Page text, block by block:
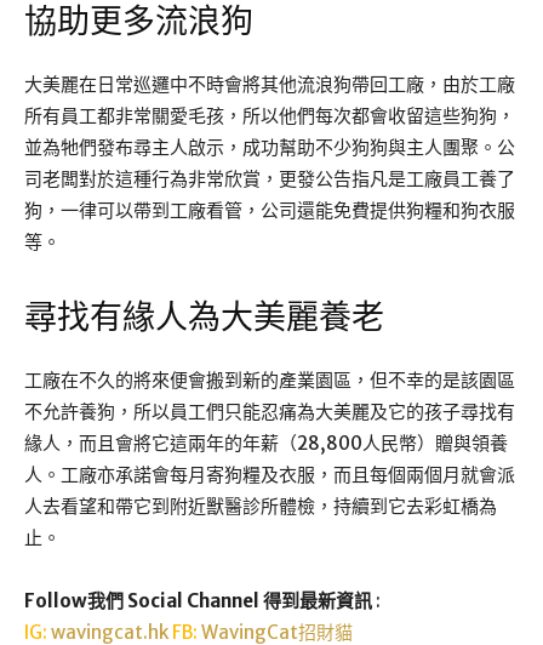
協助更多流浪狗
大美麗在日常巡邏中不時會將其他流浪狗帶回工廠，由於工廠
所有員工都非常關愛毛孩，所以他們每次都會收留這些狗狗，
並為牠們發布尋主人啟示，成功幫助不少狗狗與主人團聚。公
司老闆對於這種行為非常欣賞，更發公告指凡是工廠員工養了
狗，一律可以帶到工廠看管，公司還能免費提供狗糧和狗衣服
等。
尋找有緣人為大美麗養老
工廠在不久的將來便會搬到新的產業園區，但不幸的是該園區
不允許養狗，所以員工們只能忍痛為大美麗及它的孩子尋找有
緣人，而且會將它這兩年的年薪（28,800人民幣）贈與領養
人。工廠亦承諾會每月寄狗糧及衣服，而且每個兩個月就會派
人去看望和帶它到附近獸醫診所體檢，持續到它去彩虹橋為
止。
Follow我們 Social Channel 得到最新資訊 :
IG: wavingcat.hk FB: WavingCat招財貓